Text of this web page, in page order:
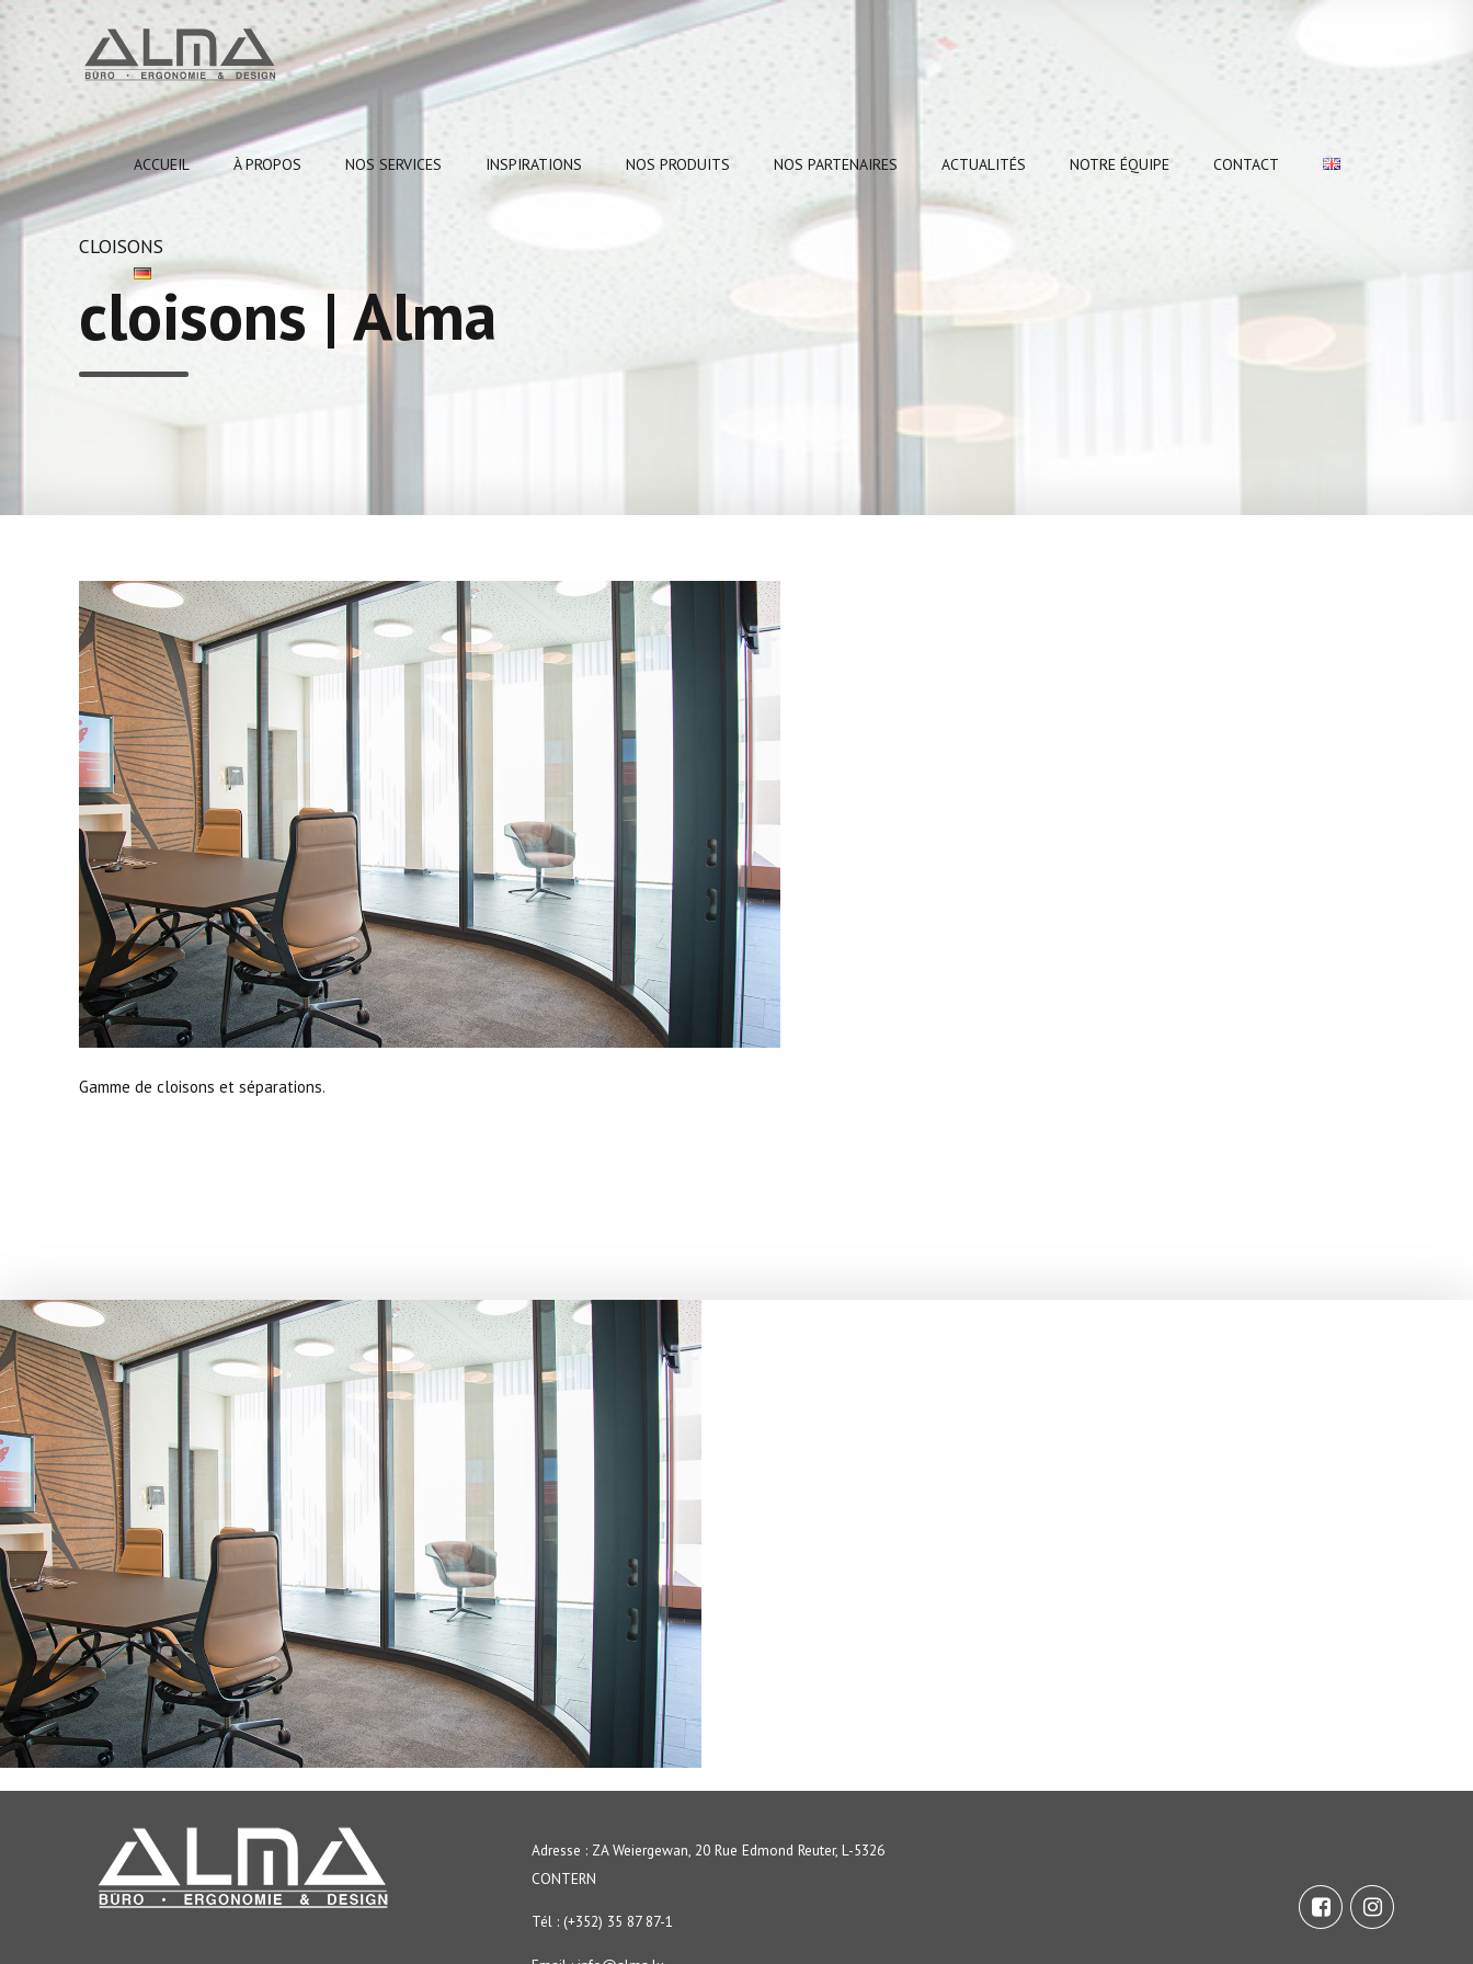
ACCUEIL À PROPOS NOS SERVICES INSPIRATIONS NOS PRODUITS NOS PARTENAIRES ACTUALITÉS NOTRE ÉQUIPE CONTACT
CLOISONS
cloisons | Alma
Gamme de cloisons et séparations.
Adresse : ZA Weiergewan, 20 Rue Edmond Reuter, L-5326
CONTERN
Tél : (+352) 35 87 87-1